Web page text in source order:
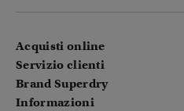
Acquisti online
Servizio clienti
Brand Superdry
Informazioni